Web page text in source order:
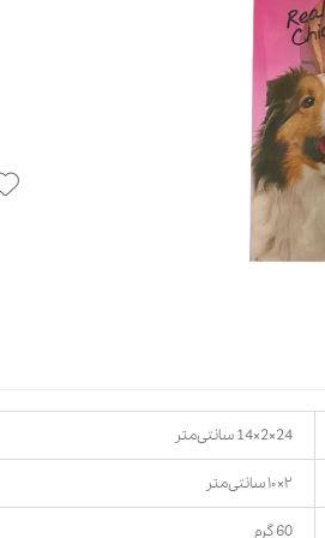
گربه
بچه گربه
گربه
سگ
24×2×14 سانتی‌متر
۲×۱۰ سانتی‌متر
60 گرم